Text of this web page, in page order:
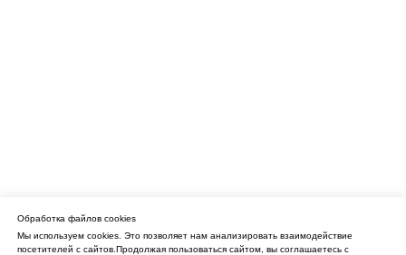
Обработка файлов cookies
Мы используем cookies. Это позволяет нам анализировать взаимодействие
посетителей с сайтов.Продолжая пользоваться сайтом, вы соглашаетесь с